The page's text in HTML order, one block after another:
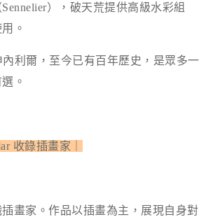
），破天荒提供高級水彩組
。
利爾，至今已有百年歷史，是眾多一
。
收錄插畫家｜
畫家。作品以插畫為主，展現自身對